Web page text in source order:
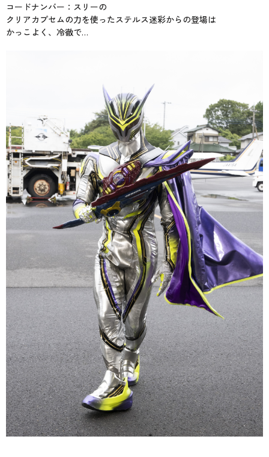
コードナンバー：スリーの
クリアカプセムの力を使ったステルス迷彩からの登場は
かっこよく、冷徹で…